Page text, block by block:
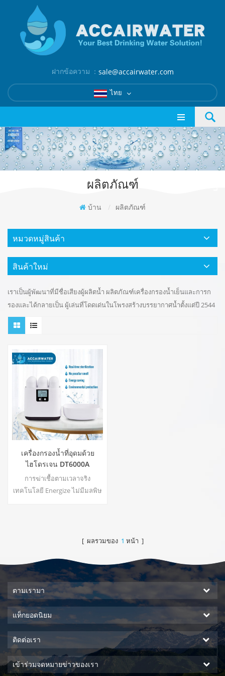
ฝากข้อความ ： sale@accairwater.com
ไทย
ผลิตภัณฑ์
บ้าน / ผลิตภัณฑ์
หมวดหมู่สินค้า
สินค้าใหม่
เราเป็นผู้พัฒนาที่มีชื่อเสียงผู้ผลิตน้ำ ผลิตภัณฑ์เครื่องกรองน้ำเย็นและการก
รองและได้กลายเป็น ผู้เล่นที่โดดเด่นในโพรงสร้างบรรยากาศน้ำตั้งแต่ปี 2544
เครื่องกรองน้ำที่อุดมด้วย
ไฮโดรเจน DT6000A
การฆ่าเชื้อตามเวลาจริง
เทคโนโลยี Energize ไม่มีมลพิษ
ต่อการรั่วซึม ไม่เสียค่าไฟ[ ผลรวมของ 1 หน้า ]
ตามเรามา
แท็กยอดนิยม
ติดต่อเรา
เข้าร่วมจดหมายข่าวของเรา